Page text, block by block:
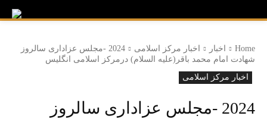
Home اخبار اخبار مرکز اسلامی
2024 -مجلس عزاداری سالروز
شهادت امام محمد باقر(علیه السلام) درمرکز اسلامی انگلیس
اخبار مرکز اسلامی
2024 -مجلس عزاداری سالروز